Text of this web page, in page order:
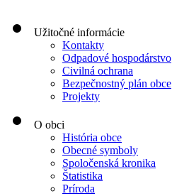
Užitočné informácie
Kontakty
Odpadové hospodárstvo
Civilná ochrana
Bezpečnostný plán obce
Projekty
O obci
História obce
Obecné symboly
Spoločenská kronika
Štatistika
Príroda